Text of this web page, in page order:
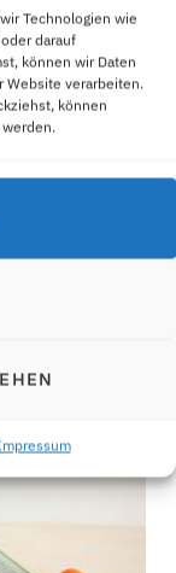
Technologien wie
darauf
können wir Daten
Website verarbeiten.
können